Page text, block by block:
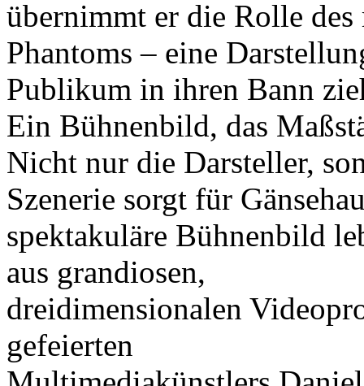
übernimmt er die Rolle des
Phantoms – eine
Publikum in ihren Bann
Ein Bühnenbild, das
Nicht nur die Darsteller,
Szenerie sorgt für
spektakuläre Bühnenbild
aus grandiosen,
dreidimensionalen
gefeierten